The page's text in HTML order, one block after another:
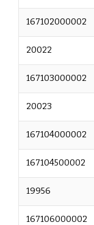
167102000002
20022
167103000002
20023
167104000002
167104500002
19956
167106000002